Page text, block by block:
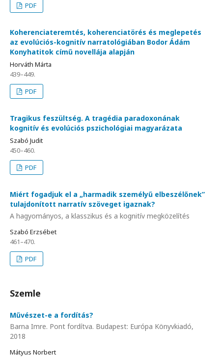
PDF
Koherenciateremtés, koherenciatörés és meglepetés
az evolúciós-kognitív narratológiában Bodor Ádám
Konyhatitok című novellája alapján
Horváth Márta
439–449.
PDF
Tragikus feszültség. A tragédia paradoxonának
kognitív és evolúciós pszichológiai magyarázata
Szabó Judit
450–460.
PDF
Miért fogadjuk el a „harmadik személyű elbeszélőnek”
tulajdonított narratív szöveget igaznak?
A hagyományos, a klasszikus és a kognitív megközelítés
Szabó Erzsébet
461–470.
PDF
Szemle
Művészet-e a fordítás?
Barna Imre. Pont fordítva. Budapest: Európa Könyvkiadó,
2018
Mátyus Norbert